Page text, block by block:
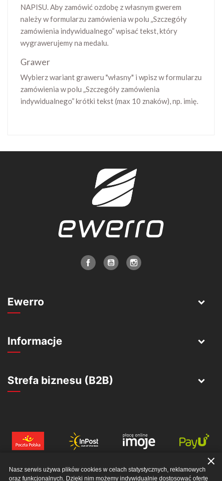
NAPISU. Aby zamówić ozdobę z własnym gwerem
należy w formularzu zamówienia w polu „Szczegóły
zamówienia indywidualnego” wpisać tekst, który
wygrawerujemy na medalu.
Grawer
Wybierz wariant graweru "własny" i wpisz w formularzu
zamówienia w polu „Szczegóły zamówienia
indywidualnego” krótki tekst (max 10 znaków), np. imię.
Ewerro
Informacje
Strefa biznesu (B2B)
Nasz serwis używa plików cookies w celach statystycznych, reklamowych
oraz funkcjonalnych. Dzięki nim możemy indywidualnie dostosować ofertę
close